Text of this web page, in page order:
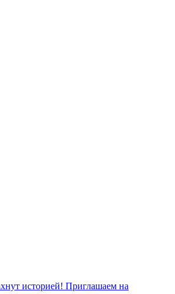
историей! Приглашаем на